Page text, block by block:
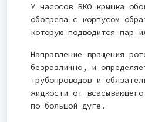
У насосов ВКО крышка
обогрева с корпусом
которую подводится пар
Направление вращения
безразлично, и
трубопроводов и
жидкости от
по большой дуге.